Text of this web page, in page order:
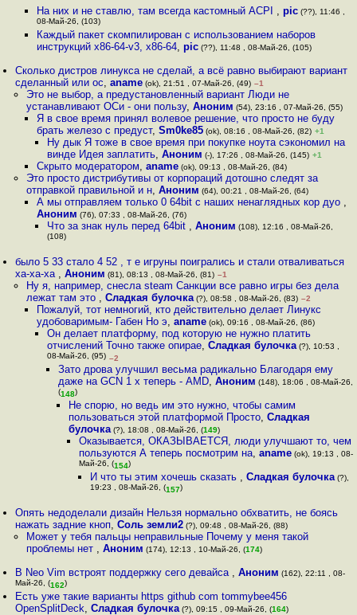
На них и не ставлю, там всегда кастомный ACPI , pic(??), 11:46 ,
08-Май-26, (103)
Каждый пакет скомпилирован с использованием наборов
инструкций x86-64-v3, x86-64, pic(??), 11:48 , 08-Май-26, (105)
Сколько дистров линукса не сделай, а всё равно выбирают вариант
сделанный или ос,aname (ok), 21:51 , 07-Май-26, (49) –1
Это не выбор, а предустановленный вариант Люди не
устанавливают ОСи - они пользу, Аноним (54), 23:16 , 07-Май-26, (55)
Я в свое время принял волевое решение, что просто не буду
брать железо с предуст, Sm0ke85(ok), 08:16 , 08-Май-26, (82) +1
Ну дык Я тоже в свое время при покупке ноута сэкономил на
винде Идея заплатить,Аноним (-), 17:26 , 08-Май-26, (145) +1
Скрыто модератором, aname(ok), 09:13 , 08-Май-26, (84)
Это просто дистрибутивы от корпораций дотошно следят за
отправкой правильной и н, Аноним (64), 00:21 , 08-Май-26, (64)
А мы отправляем только 0 64bit с наших ненаглядных кор дуо ,
Аноним (76), 07:33 , 08-Май-26, (76)
Что за знак нуль перед 64bit ,Аноним (108), 12:16 , 08-Май-26,
(108)
было 5 33 стало 4 52 , т е игруны поигрались и стали отваливаться
ха-ха-ха ,Аноним (81), 08:13 , 08-Май-26, (81) –1
Ну я, например, снесла steam Санкции все равно игры без дела
лежат там это , Сладкая булочка(?), 08:58 , 08-Май-26, (83) –2
Пожалуй, тот немногий, кто действительно делает Линукс
удобоваримым- Габен Но э, aname(ok), 09:16 , 08-Май-26, (86)
Он делает платформу, под которую не нужно платить
отчислений Точно также опирае,Сладкая булочка (?), 10:53 ,
08-Май-26, (95) –2
Зато дрова улучшил весьма радикально Благодаря ему
даже на GCN 1 x теперь - AMD, Аноним (148), 18:06 , 08-Май-26,
(148)
Не спорю, но ведь им это нужно, чтобы самим
пользоваться этой платформой Просто, Сладкая
булочка(?), 18:08 , 08-Май-26, (149)
Оказывается, ОКАЗЫВАЕТСЯ, люди улучшают то, чем
пользуются А теперь посмотрим на,aname (ok), 19:13 , 08-
Май-26, (154)
И что ты этим хочешь сказать , Сладкая булочка(?),
19:23 , 08-Май-26, (157)
Опять недоделали дизайн Нельзя нормально обхватить, не боясь
нажать задние кноп,Соль земли2 (?), 09:48 , 08-Май-26, (88)
Может у тебя пальцы неправильные Почему у меня такой
проблемы нет , Аноним (174), 12:13 , 10-Май-26, (174)
В Neo Vim встроят поддержку сего девайса ,Аноним (162), 22:11 , 08-
Май-26, (162)
Есть уже такие варианты https github com tommybee456
OpenSplitDeck,Сладкая булочка (?), 09:15 , 09-Май-26, (164)